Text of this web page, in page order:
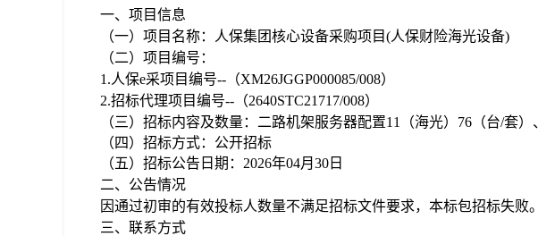
一、 项目信息
（一） 项目 名称：人保集团核心设备采购项目(人保财险海光设备)
（二） 项目编号：
1.人保e采项目编号--（XM26JGGP000085/008）
2.招标代理项目编号--（2640STC21717/008）
（三）招标内容及数量：二路机架服务器配置11（海光） 76（台/套）
（四）招标方式：公开招标
（五） 招标公告日期： 2026年04月 30 日
二、公告情况
因通过初审的有效投标人数量不满足招标文件要求，本标包招标失败。
三、联系方式